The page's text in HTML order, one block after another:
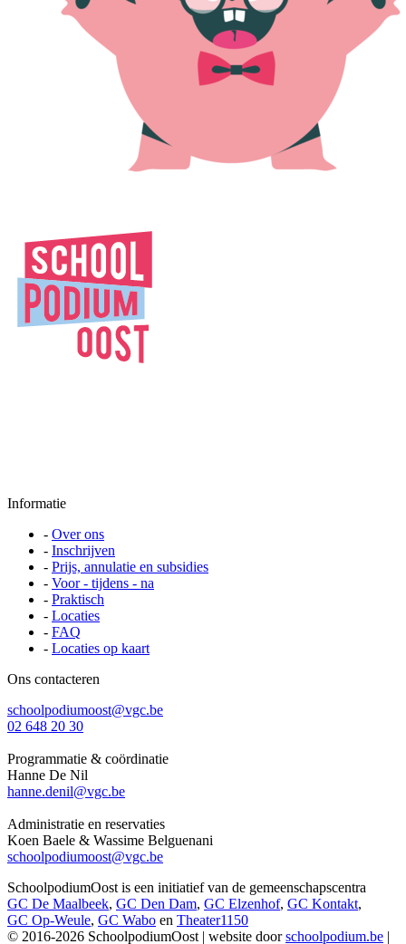
Informatie
- Over ons
- Inschrijven
- Prijs, annulatie en subsidies
- Voor - tijdens - na
- Praktisch
- Locaties
- FAQ
- Locaties op kaart
Ons contacteren
schoolpodiumoost@vgc.be
02 648 20 30
Programmatie & coördinatie
Hanne De Nil
hanne.denil@vgc.be
Administratie en reservaties
Koen Baele & Wassime Belguenani
schoolpodiumoost@vgc.be
SchoolpodiumOost is een initiatief van de gemeenschapscentra
GC De Maalbeek, GC Den Dam, GC Elzenhof, GC Kontakt,
GC Op-Weule, GC Wabo en Theater1150
© 2016-2026 SchoolpodiumOost | website doorschoolpodium.be |